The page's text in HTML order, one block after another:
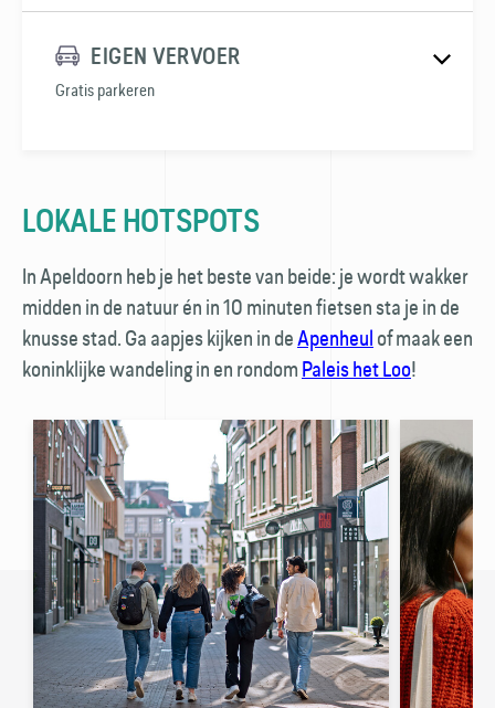
EIGEN VERVOER
Gratis parkeren
LOKALE HOTSPOTS
In Apeldoorn heb je het beste van beide: je wordt wakker
midden in de natuur én in 10 minuten fietsen sta je in de
knusse stad. Ga aapjes kijken in deApenheulof maak een
koninklijke wandeling in en rondomPaleis het Loo!